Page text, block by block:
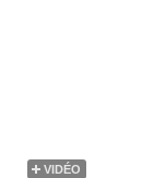
VIDÉO